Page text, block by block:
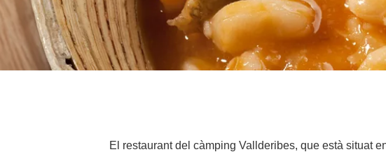
El restaurant del càmping Vallderibes, que està situat